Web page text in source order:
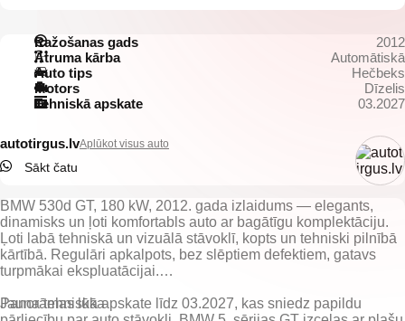
Ražošanas gads
2012
Ātruma kārba
Automātiskā
Auto tips
Hečbeks
Motors
Dīzelis
Tehniskā apskate
03.2027
autotirgus.lvAplūkot visus auto
Sākt čatu
BMW 530d GT, 180 kW, 2012. gada izlaidums — elegants,
dinamisks un ļoti komfortabls auto ar bagātīgu komplektāciju.
Ļoti labā tehniskā un vizuālā stāvoklī, kopts un tehniski pilnībā
kārtībā. Regulāri apkalpots, bez slēptiem defektiem, gatavs
turpmākai ekspluatācijai.
Jauna tehniskā apskate līdz 03.2027, kas sniedz papildu
Panorāmas lūka